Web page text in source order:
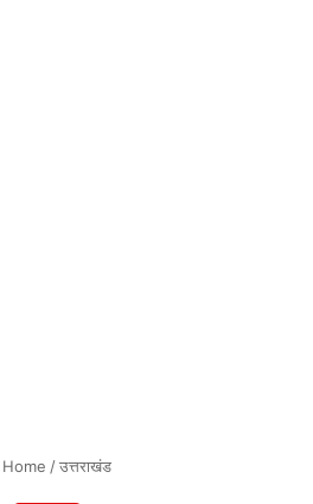
Home /उत्तराखंड